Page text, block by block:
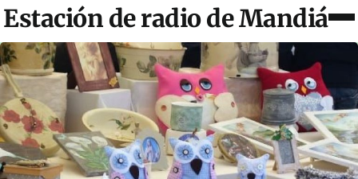
Estación de radio de Mandiá